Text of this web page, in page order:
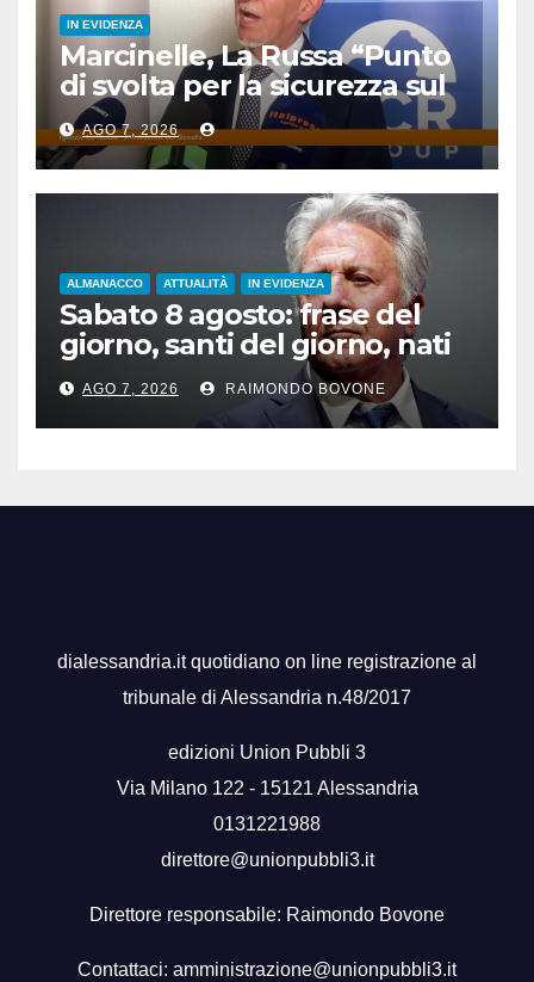
IN EVIDENZA
Marcinelle, La Russa “Punto
di svolta per la sicurezza sul
lavoro”
AGO 7, 2026
ALMANACCO ATTUALITÀ IN EVIDENZA
Sabato 8 agosto: frase del
giorno, santi del giorno, nati
famosi, accadde oggi
AGO 7, 2026 RAIMONDO BOVONE
dialessandria.it quotidiano on line registrazione al
tribunale di Alessandria n.48/2017
edizioni Union Pubbli 3
Via Milano 122 - 15121 Alessandria
0131221988
direttore@unionpubbli3.it
Direttore responsabile: Raimondo Bovone
Contattaci: amministrazione@unionpubbli3.it